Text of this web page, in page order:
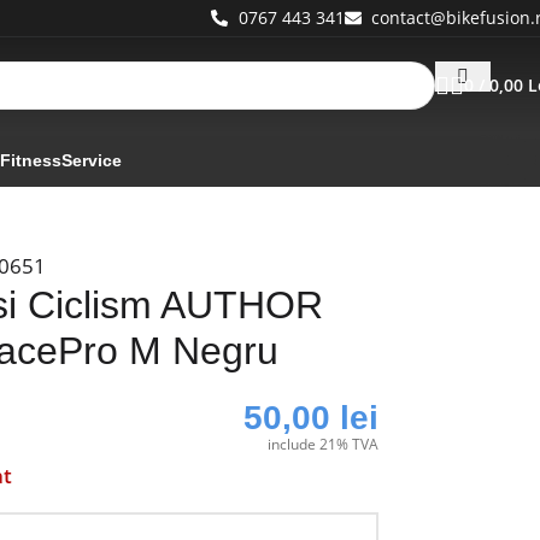
0767 443 341
0 0,00
Service
Ciclism AUTHOR
M Negru
50,00 lei
include 21% TVA